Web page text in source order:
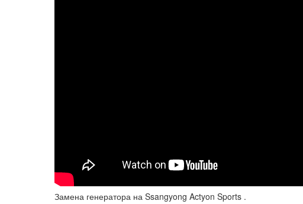
Замена генератора на Ssangyong Actyon Sports .